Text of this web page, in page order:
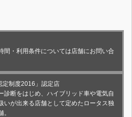
間・利用条件については店舗にお問い合
定制度2016」認定店
診断をはじめ、ハイブリッド車や電気自
いが出来る店舗として定めたロータス独